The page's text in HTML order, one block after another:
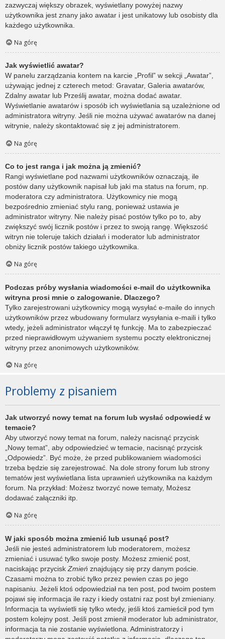
zazwyczaj większy obrazek, wyświetlany powyżej nazwy
użytkownika jest znany jako awatar i jest unikatowy lub osobisty dla
każdego użytkownika.
Na górę
Jak wyświetlić awatar?
W panelu zarządzania kontem na karcie „Profil” w sekcji „Awatar”,
używając jednej z czterech metod: Gravatar, Galeria awatarów,
Zdalny awatar lub Prześlij awatar, można dodać awatar.
Wyświetlanie awatarów i sposób ich wyświetlania są uzależnione od
administratora witryny. Jeśli nie można używać awatarów na danej
witrynie, należy skontaktować się z jej administratorem.
Na górę
Co to jest ranga i jak można ją zmienić?
Rangi wyświetlane pod nazwami użytkowników oznaczają, ile
postów dany użytkownik napisał lub jaki ma status na forum, np.
moderatora czy administratora. Użytkownicy nie mogą
bezpośrednio zmieniać stylu rang, ponieważ ustawia je
administrator witryny. Nie należy pisać postów tylko po to, aby
zwiększyć swój licznik postów i przez to swoją rangę. Większość
witryn nie toleruje takich działań i moderator lub administrator
obniży licznik postów takiego użytkownika.
Na górę
Podczas próby wysłania wiadomości e-mail do użytkownika
witryna prosi mnie o zalogowanie. Dlaczego?
Tylko zarejestrowani użytkownicy mogą wysyłać e-maile do innych
użytkowników przez wbudowany formularz wysyłania e-maili i tylko
wtedy, jeżeli administrator włączył tę funkcję. Ma to zabezpieczać
przed nieprawidłowym używaniem systemu poczty elektronicznej
witryny przez anonimowych użytkowników.
Na górę
Problemy z pisaniem
Jak utworzyć nowy temat na forum lub wysłać odpowiedź w
temacie?
Aby utworzyć nowy temat na forum, należy nacisnąć przycisk
„Nowy temat”, aby odpowiedzieć w temacie, nacisnąć przycisk
„Odpowiedz”. Być może, że przed publikowaniem wiadomości
trzeba będzie się zarejestrować. Na dole strony forum lub strony
tematów jest wyświetlana lista uprawnień użytkownika na każdym
forum. Na przykład: Możesz tworzyć nowe tematy, Możesz
dodawać załączniki itp.
Na górę
W jaki sposób można zmienić lub usunąć post?
Jeśli nie jesteś administratorem lub moderatorem, możesz
zmieniać i usuwać tylko swoje posty. Możesz zmienić post,
naciskając przycisk Zmień znajdujący się przy danym poście.
Czasami można to zrobić tylko przez pewien czas po jego
napisaniu. Jeżeli ktoś odpowiedział na ten post, pod twoim postem
pojawi się informacja ile razy i kiedy ostatni raz post był zmieniany.
Informacja ta wyświetli się tylko wtedy, jeśli ktoś zamieścił pod tym
postem kolejny post. Jeśli post zmienił moderator lub administrator,
informacja ta nie zostanie wyświetlona. Administratorzy i